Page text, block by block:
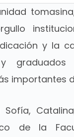
y la
y
importantes
Sofía,
de la